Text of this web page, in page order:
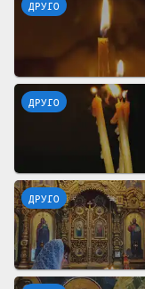
ДРУГО
ДРУГО
ДРУГО